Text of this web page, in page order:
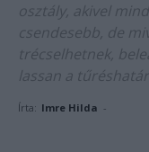
osztály, akivel
csendesebb, de
trécselhetnek,
lassan a
Írta: Imre Hilda -